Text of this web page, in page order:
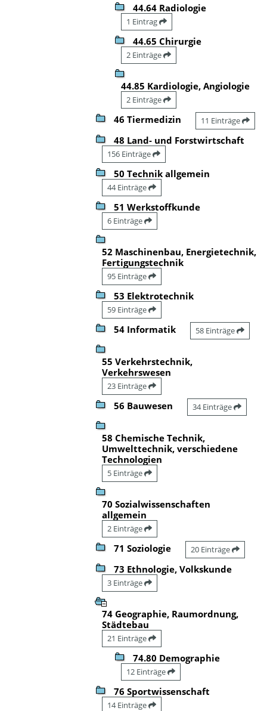
44.64 Radiologie
1 Eintrag
44.65 Chirurgie
2 Einträge
44.85 Kardiologie, Angiologie
2 Einträge
46 Tiermedizin 11 Einträge
48 Land- und Forstwirtschaft
156 Einträge
50 Technik allgemein
44 Einträge
51 Werkstoffkunde
6 Einträge
52 Maschinenbau, Energietechnik,
Fertigungstechnik
95 Einträge
53 Elektrotechnik
59 Einträge
54 Informatik 58 Einträge
55 Verkehrstechnik,
Verkehrswesen
23 Einträge
56 Bauwesen 34 Einträge
58 Chemische Technik,
Umwelttechnik, verschiedene
Technologien
5 Einträge
70 Sozialwissenschaften
allgemein
2 Einträge
71 Soziologie 20 Einträge
73 Ethnologie, Volkskunde
3 Einträge
74 Geographie, Raumordnung,
Städtebau
21 Einträge
74.80 Demographie
12 Einträge
76 Sportwissenschaft
14 Einträge